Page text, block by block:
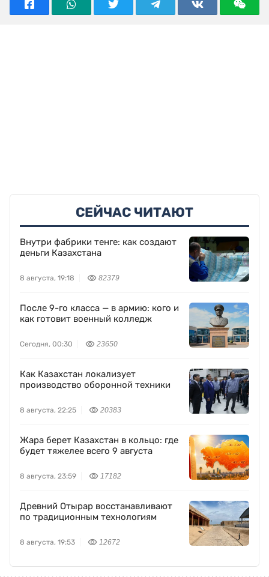
СЕЙЧАС ЧИТАЮТ
Внутри фабрики тенге: как создают
деньги Казахстана
8 августа, 19:18 82379
После 9-го класса — в армию: кого и
как готовит военный колледж
Сегодня, 00:30 23650
Как Казахстан локализует
производство оборонной техники
8 августа, 22:25 20383
Жара берет Казахстан в кольцо: где
будет тяжелее всего 9 августа
8 августа, 23:59 17182
Древний Отырар восстанавливают
по традиционным технологиям
8 августа, 19:53 12672